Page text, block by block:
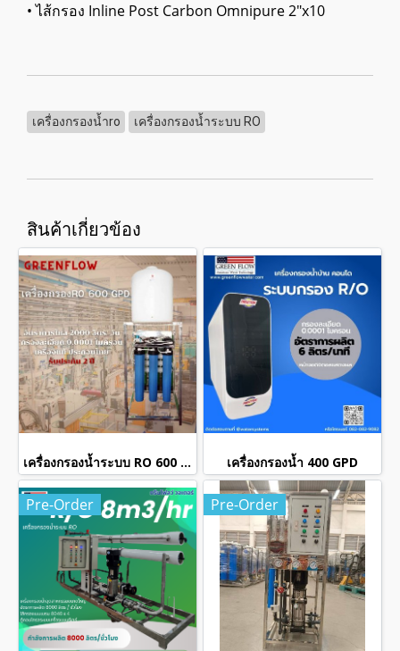
• ไส้กรอง Inline Post Carbon Omnipure 2″x10
เครื่องกรองน้ำro เครื่องกรองน้ำระบบ RO
สินค้าเกี่ยวข้อง
เครื่องกรองน้ำระบบ RO 600 GPD เครื่องกรองน้ำ 400 GPD
Pre-Order Pre-Order